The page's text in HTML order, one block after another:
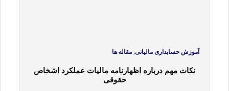
آموزش حسابداری مالیاتی,مقاله ها
نکات مهم درباره اظهارنامه مالیات عملکرد اشخاص
حقوقی